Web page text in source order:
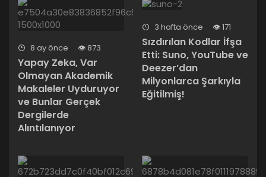
8 ay önce 873
Yapay Zeka, Var
Olmayan Akademik
Makaleler Uyduruyor
ve Bunlar Gerçek
Dergilerde
Alıntılanıyor
3 hafta önce 171
Sızdırılan Kodlar İfşa
Etti: Suno, YouTube ve
Deezer’dan
Milyonlarca Şarkıyla
Eğitilmiş!